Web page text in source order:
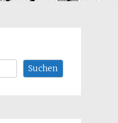
Suchen